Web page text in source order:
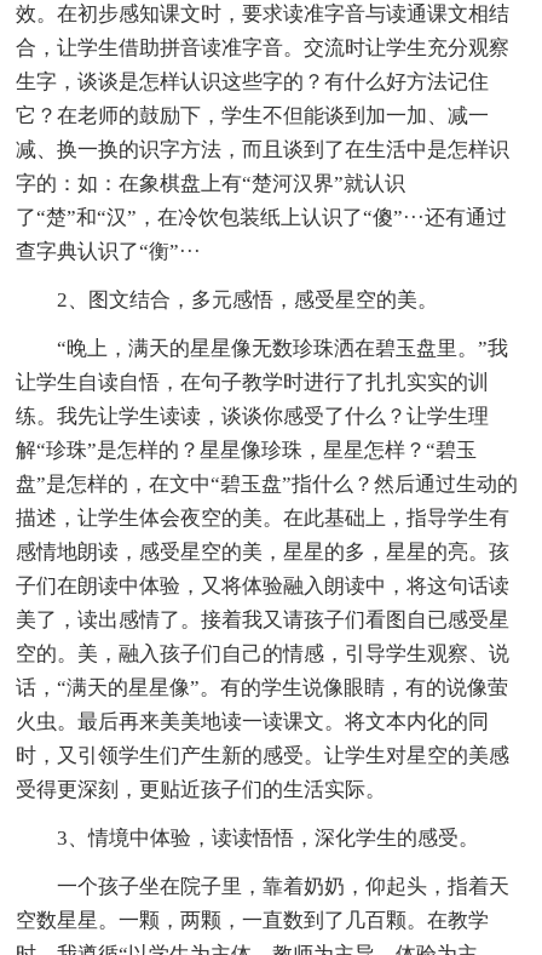
效。在初步感知课文时，要求读准字音与读通课文相结
合，让学生借助拼音读准字音。交流时让学生充分观察
生字，谈谈是怎样认识这些字的？有什么好方法记住
它？在老师的鼓励下，学生不但能谈到加一加、减一
减、换一换的识字方法，而且谈到了在生活中是怎样识
字的：如：在象棋盘上有“楚河汉界”就认识
了“楚”和“汉”，在冷饮包装纸上认识了“傻”···还有通过
查字典认识了“衡”···
2、图文结合，多元感悟，感受星空的美。
“晚上，满天的星星像无数珍珠洒在碧玉盘里。”我
让学生自读自悟，在句子教学时进行了扎扎实实的训
练。我先让学生读读，谈谈你感受了什么？让学生理
解“珍珠”是怎样的？星星像珍珠，星星怎样？“碧玉
盘”是怎样的，在文中“碧玉盘”指什么？然后通过生动的
描述，让学生体会夜空的美。在此基础上，指导学生有
感情地朗读，感受星空的美，星星的多，星星的亮。孩
子们在朗读中体验，又将体验融入朗读中，将这句话读
美了，读出感情了。接着我又请孩子们看图自已感受星
空的。美，融入孩子们自己的情感，引导学生观察、说
话，“满天的星星像”。有的学生说像眼睛，有的说像萤
火虫。最后再来美美地读一读课文。将文本内化的同
时，又引领学生们产生新的感受。让学生对星空的美感
受得更深刻，更贴近孩子们的生活实际。
3、情境中体验，读读悟悟，深化学生的感受。
一个孩子坐在院子里，靠着奶奶，仰起头，指着天
空数星星。一颗，两颗，一直数到了几百颗。在教学